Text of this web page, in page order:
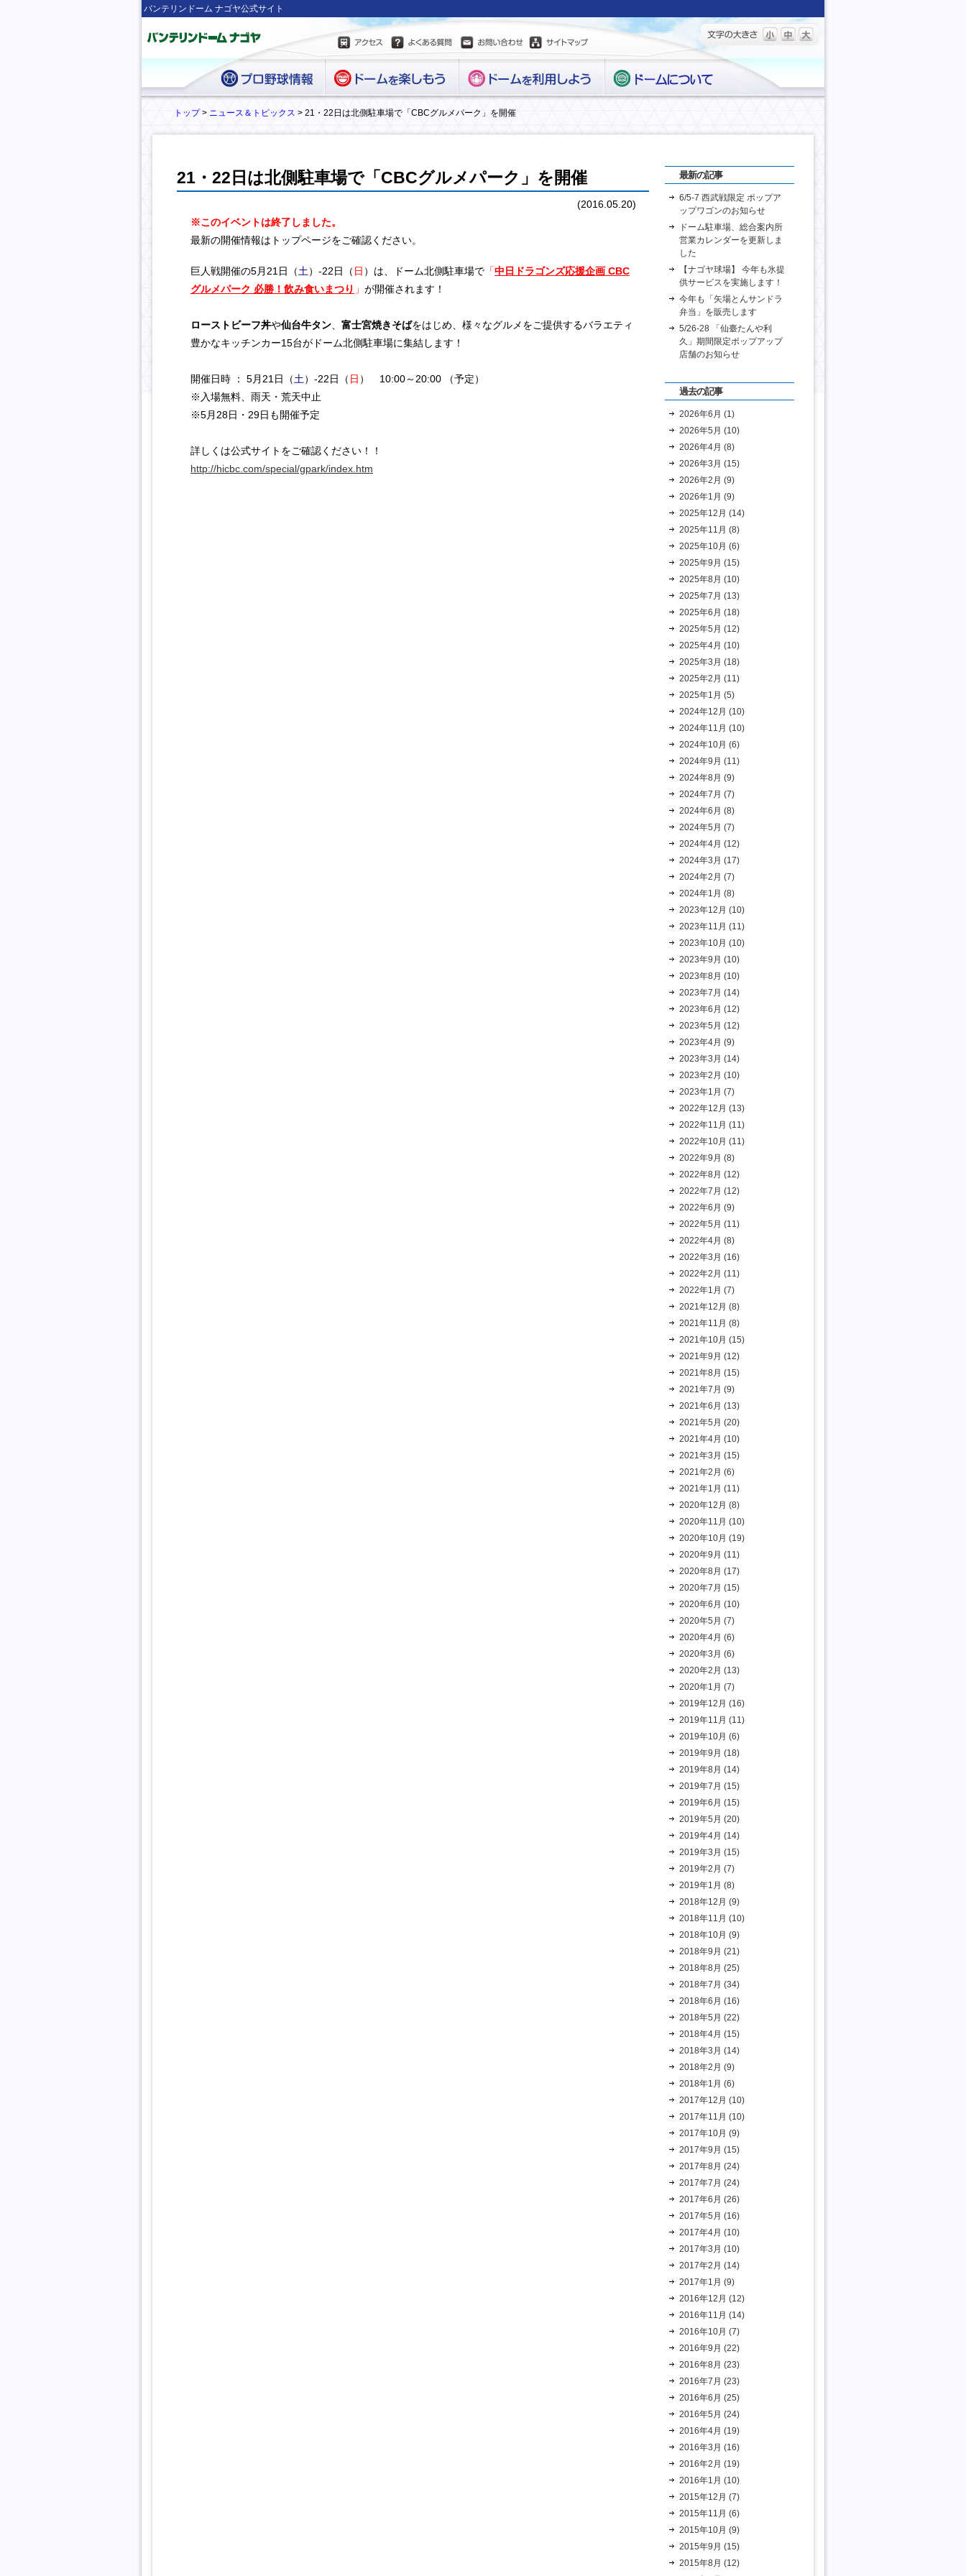
バンテリンドーム ナゴヤ公式サイト
トップ> ニュース＆トピックス > 21・22日は北側駐車場で「CBCグルメパーク」を開催
21・22日は北側駐車場で「CBCグルメパーク」を開催
(2016.05.20)
※このイベントは終了しました。
最新の開催情報はトップページをご確認ください。
巨人戦開催の5月21日（土）-22日（ 日 ）は、ドーム北側駐車場で 「中日ドラゴンズ応援企画 CBC
グルメパーク 必勝！飲み食いまつり 」 が開催されます！
ローストビーフ丼や仙台牛タン 富士宮焼きそばをはじめ、様々なグルメをご提供するバラエティ
豊かなキッチンカー15台がドーム北側駐車場に集結します！
開催日時 ： 5月21日（土）-22日（ 日 ） 10:00～20:00 （予定）
※入場無料、雨天・荒天中止
※5月28日・29日も開催予定
詳しくは公式サイトをご確認ください！！
http://hicbc.com/special/gpark/index.htm
最新の記事
6/5-7 西武戦限定 ポップア
ップワゴンのお知らせ
ドーム駐車場、総合案内所
営業カレンダーを更新しま
した
【ナゴヤ球場】 今年も氷提
供サービスを実施します！
今年も「矢場とんサンドラ
弁当」を販売します
5/26-28 「仙臺たんや利
久」期間限定ポップアップ
店舗のお知らせ
過去の記事
2026年6月 (1)
2026年5月 (10)
2026年4月 (8)
2026年3月 (15)
2026年2月 (9)
2026年1月 (9)
2025年12月 (14)
2025年11月 (8)
2025年10月 (6)
2025年9月 (15)
2025年8月 (10)
2025年7月 (13)
2025年6月 (18)
2025年5月 (12)
2025年4月 (10)
2025年3月 (18)
2025年2月 (11)
2025年1月 (5)
2024年12月 (10)
2024年11月 (10)
2024年10月 (6)
2024年9月 (11)
2024年8月 (9)
2024年7月 (7)
2024年6月 (8)
2024年5月 (7)
2024年4月 (12)
2024年3月 (17)
2024年2月 (7)
2024年1月 (8)
2023年12月 (10)
2023年11月 (11)
2023年10月 (10)
2023年9月 (10)
2023年8月 (10)
2023年7月 (14)
2023年6月 (12)
2023年5月 (12)
2023年4月 (9)
2023年3月 (14)
2023年2月 (10)
2023年1月 (7)
2022年12月 (13)
2022年11月 (11)
2022年10月 (11)
2022年9月 (8)
2022年8月 (12)
2022年7月 (12)
2022年6月 (9)
2022年5月 (11)
2022年4月 (8)
2022年3月 (16)
2022年2月 (11)
2022年1月 (7)
2021年12月 (8)
2021年11月 (8)
2021年10月 (15)
2021年9月 (12)
2021年8月 (15)
2021年7月 (9)
2021年6月 (13)
2021年5月 (20)
2021年4月 (10)
2021年3月 (15)
2021年2月 (6)
2021年1月 (11)
2020年12月 (8)
2020年11月 (10)
2020年10月 (19)
2020年9月 (11)
2020年8月 (17)
2020年7月 (15)
2020年6月 (10)
2020年5月 (7)
2020年4月 (6)
2020年3月 (6)
2020年2月 (13)
2020年1月 (7)
2019年12月 (16)
2019年11月 (11)
2019年10月 (6)
2019年9月 (18)
2019年8月 (14)
2019年7月 (15)
2019年6月 (15)
2019年5月 (20)
2019年4月 (14)
2019年3月 (15)
2019年2月 (7)
2019年1月 (8)
2018年12月 (9)
2018年11月 (10)
2018年10月 (9)
2018年9月 (21)
2018年8月 (25)
2018年7月 (34)
2018年6月 (16)
2018年5月 (22)
2018年4月 (15)
2018年3月 (14)
2018年2月 (9)
2018年1月 (6)
2017年12月 (10)
2017年11月 (10)
2017年10月 (9)
2017年9月 (15)
2017年8月 (24)
2017年7月 (24)
2017年6月 (26)
2017年5月 (16)
2017年4月 (10)
2017年3月 (10)
2017年2月 (14)
2017年1月 (9)
2016年12月 (12)
2016年11月 (14)
2016年10月 (7)
2016年9月 (22)
2016年8月 (23)
2016年7月 (23)
2016年6月 (25)
2016年5月 (24)
2016年4月 (19)
2016年3月 (16)
2016年2月 (19)
2016年1月 (10)
2015年12月 (7)
2015年11月 (6)
2015年10月 (9)
2015年9月 (15)
2015年8月 (12)